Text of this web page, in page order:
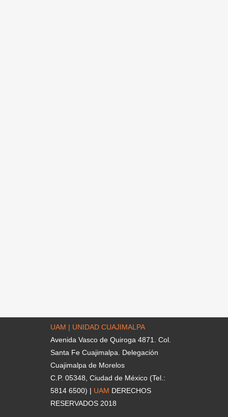
UAM | UNIDAD CUAJIMALPA
Avenida Vasco de Quiroga 4871. Col.
Santa Fe Cuajimalpa. Delegación
Cuajimalpa de Morelos
C.P. 05348, Ciudad de México (Tel.:
5814 6500) | UAM DERECHOS
RESERVADOS 2018